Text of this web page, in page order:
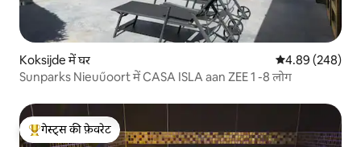
Koksijde में घर औसत रेटिंग 5 में से
4.89 (248)
Sunparks Nieuűoort में CASA ISLA aan ZEE 1 -8 लोग
गेस्ट्स का टॉप फ़ेवरेट
गेस्ट्स की फ़ेवरेट